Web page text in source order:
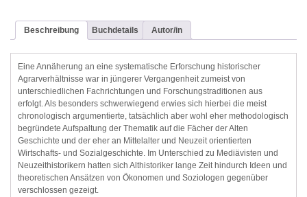
Beschreibung Buchdetails Autor/in
Eine Annäherung an eine systematische Erforschung historischer
Agrarverhältnisse war in jüngerer Vergangenheit zumeist von
unterschiedlichen Fachrichtungen und Forschungstraditionen aus
erfolgt. Als besonders schwerwiegend erwies sich hierbei die meist
chronologisch argumentierte, tatsächlich aber wohl eher methodologisch
begründete Aufspaltung der Thematik auf die Fächer der Alten
Geschichte und der eher an Mittelalter und Neuzeit orientierten
Wirtschafts- und Sozialgeschichte. Im Unterschied zu Mediävisten und
Neuzeithistorikern hatten sich Althistoriker lange Zeit hindurch Ideen und
theoretischen Ansätzen von Ökonomen und Soziologen gegenüber
verschlossen gezeigt.